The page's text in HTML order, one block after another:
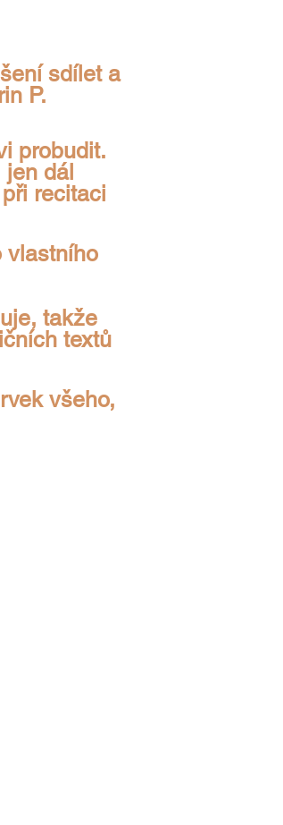
sdílet a
P.
probudit.
dál
recitaci
vlastního
takže
textů
všeho,